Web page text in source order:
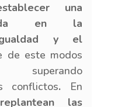
una
en la
y el
de este modos
superando
conflictos. En
las